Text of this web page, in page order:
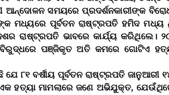
ଆନ୍ଦୋଳନ ସମୟରେ ପ୍ରଦର୍ଶନକାରୀଙ୍କ
ମଧ୍ୟରେ ପୂର୍ବତନ ରାଷ୍ଟ୍ରପତି ହମିଦ
ରାଷ୍ଟ୍ରପତି ଭାବରେ କାର୍ଯ୍ୟ କରିଥିଲେ।
ପଞ୍ଜିକୃତ ଅତି କମରେ ଗୋଟିଏ
ଯେ ୮୧ ବର୍ଷୀୟ ପୂର୍ବତନ ରାଷ୍ଟ୍ରପତି
ହତ୍ୟା ମାମଲାରେ ଜଣେ ଅଭିଯୁକ୍ତ,